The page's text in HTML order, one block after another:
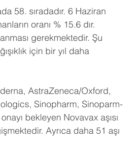
58. sıradadır. 6 Haziran
oranı % 15.6 dır.
gerekmektedir. Şu
için bir yıl daha
AstraZeneca/Oxford,
Sinopharm, Sinoparm-
bekleyen Novavax aşısı
Ayrıca daha 51 aşı